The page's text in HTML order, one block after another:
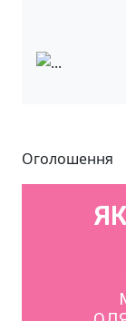
Оголошення